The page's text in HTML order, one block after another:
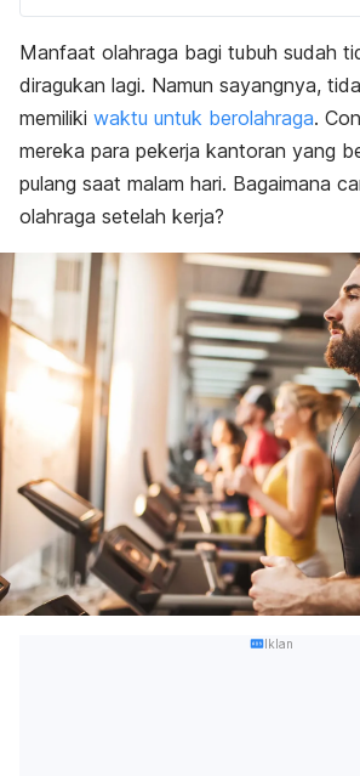
Manfaat olahraga bagi tubuh sudah
diragukan lagi. Namun sayangnya,
memiliki waktu untuk berolahraga.
mereka para pekerja kantoran yang
pulang saat malam hari. Bagaimana
olahraga setelah kerja?
Iklan